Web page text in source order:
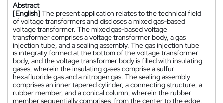
Abstract
[English]The present application relates to the technical field
of voltage transformers and discloses a mixed gas-based
voltage transformer. The mixed gas-based voltage
transformer comprises a voltage transformer body, a gas
injection tube, and a sealing assembly. The gas injection tube
is integrally formed at the bottom of the voltage transformer
body, and the voltage transformer body is filled with insulating
gases, wherein the insulating gases comprise a sulfur
hexafluoride gas and a nitrogen gas. The sealing assembly
comprises an inner tapered cylinder, a connecting structure, a
rubber member, and a conical column, wherein the rubber
member sequentially comprises, from the center to the edge,